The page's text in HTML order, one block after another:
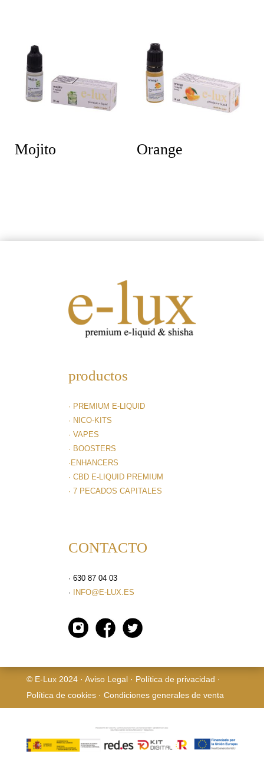
Mojito Orange
productos
· PREMIUM E-LIQUID
· NICO-KITS
· VAPES
· BOOSTERS
·ENHANCERS
· CBD E-LIQUID PREMIUM
· 7 PECADOS CAPITALES
CONTACTO
· 630 87 04 03
·
INFO@E-LUX.ES
© E-Lux 2024 · Aviso Legal· Política de privacidad ·
Política de cookies· Condiciones generales de venta